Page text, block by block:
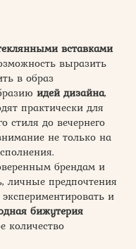
вставками
выразить
в образ
идей дизайна,
практически для
стиля до вечернего
не только на
брендам и
личные предпочтения
и
бижутерия
количество